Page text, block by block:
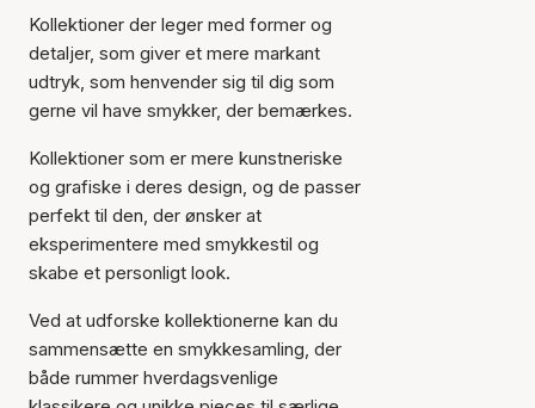
Kollektioner der leger med former og
detaljer, som giver et mere markant
udtryk, som henvender sig til dig som
gerne vil have smykker, der bemærkes.
Kollektioner som er mere kunstneriske
og grafiske i deres design, og de passer
perfekt til den, der ønsker at
eksperimentere med smykkestil og
skabe et personligt look.
Ved at udforske kollektionerne kan du
sammensætte en smykkesamling, der
både rummer hverdagsvenlige